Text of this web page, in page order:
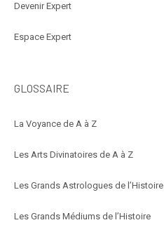
Devenir Expert
Espace Expert
GLOSSAIRE
La Voyance de A à Z
Les Arts Divinatoires de A à Z
Les Grands Astrologues de l’Histoire
Les Grands Médiums de l’Histoire